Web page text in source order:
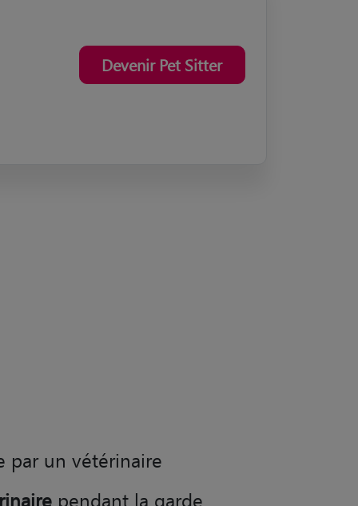
Devenir Pet Sitter
par un vétérinaire
pendant la garde